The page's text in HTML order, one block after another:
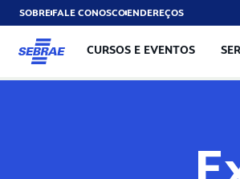
SOBREFALE CONOSCOENDEREÇOS
CURSOS E EVENTOS